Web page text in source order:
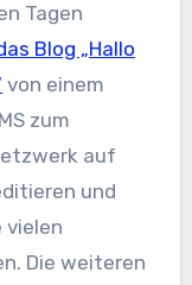
Tagen
Blog „Hallo
von einem
zum
auf
und
vielen
Die weiteren